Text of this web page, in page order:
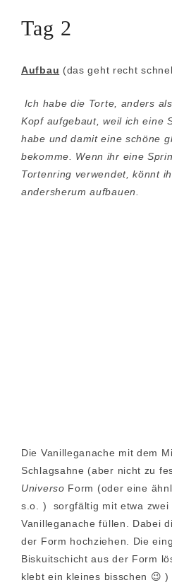
Tag 2
Aufbau (das geht recht
Ich habe die Torte, anders
Kopf aufgebaut, weil ich eine
habe und damit eine schöne
bekomme. Wenn ihr eine
Tortenring verwendet, könnt
andersherum aufbauen.
Die Vanilleganache mit dem
Schlagsahne (aber nicht zu
Universo Form (oder eine
s.o. ) sorgfältig mit etwa zwei
Vanilleganache füllen. Dabei
der Form hochziehen. Die
Biskuitschicht aus der Form
klebt ein kleines bisschen 😉